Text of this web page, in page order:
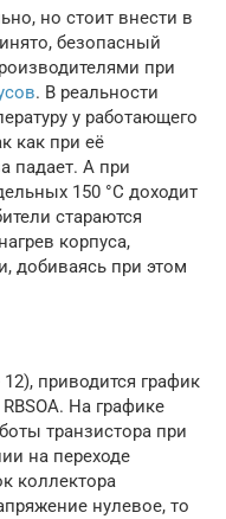
но стоит внести в
безопасный
при
. В реальности
у работающего
как при её
падает. А при
150 °С доходит
стараются
корпуса,
добиваясь при этом
приводится график
На графике
транзистора при
на переходе
коллектора
нулевое, то